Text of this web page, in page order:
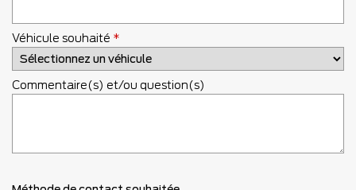
Véhicule souhaité *
Commentaire(s) et/ou question(s)